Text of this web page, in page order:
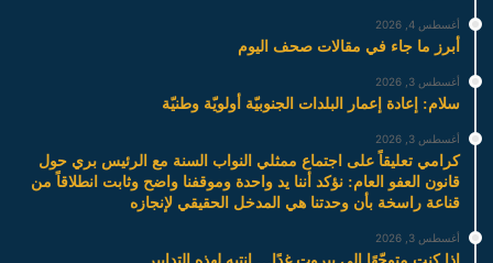
أغسطس 4, 2026
أبرز ما جاء في مقالات صحف اليوم
أغسطس 3, 2026
سلام: إعادة إعمار البلدات الجنوبيّة أولويّة وطنيّة
أغسطس 3, 2026
كرامي تعليقاً على اجتماع ممثلي النواب السنة مع الرئيس بري حول
قانون العفو العام: نؤكد أننا يد واحدة وموقفنا واضح وثابت انطلاقاً من
قناعة راسخة بأن وحدتنا هي المدخل الحقيقي لإنجازه
أغسطس 3, 2026